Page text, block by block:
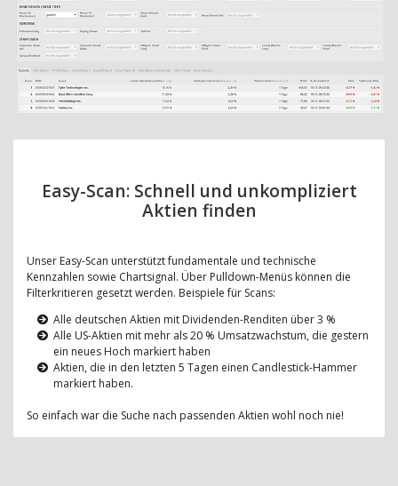
Easy-Scan: Schnell und unkompliziert
Aktien finden
Unser Easy-Scan unterstützt fundamentale und technische
Kennzahlen sowie Chartsignal. Über Pulldown-Menüs können die
Filterkritieren gesetzt werden. Beispiele für Scans:
Alle deutschen Aktien mit Dividenden-Renditen über 3 %
Alle US-Aktien mit mehr als 20 % Umsatzwachstum, die gestern
ein neues Hoch markiert haben
Aktien, die in den letzten 5 Tagen einen Candlestick-Hammer
markiert haben.
So einfach war die Suche nach passenden Aktien wohl noch nie!